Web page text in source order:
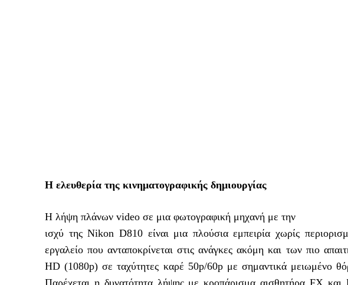
Η ελευθερία της κινηματογραφικής δημιουργίας
Η λήψη πλάνων video σε μια φωτογραφική μηχανή με την
ισχύ της Nikon D810 είναι μια πλούσια εμπειρία χωρίς
εργαλείο που ανταποκρίνεται στις ανάγκες ακόμη και των πιο
HD (1080p) σε ταχύτητες καρέ 50p/60p με σημαντικά μειωμένο
Παρέχεται η δυνατότητα λήψης με κροπάρισμα αισθητήρα FX